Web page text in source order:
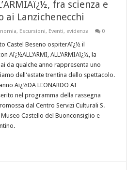
fra scienza e
ai Lanzichenecchi
, Escursioni, Eventi, evidenza 0
Castel Beseno ospiterAï¿½ il
Aï¿½ALL'ARMI, ALL'ARMIAï¿½, la
da qualche anno rappresenta uno
dell'estate trentina dello spettacolo.
Aï¿½DA LEONARDO AI
nel programma della rassegna
dal Centro Servizi Culturali S.
Castello del Buonconsiglio e